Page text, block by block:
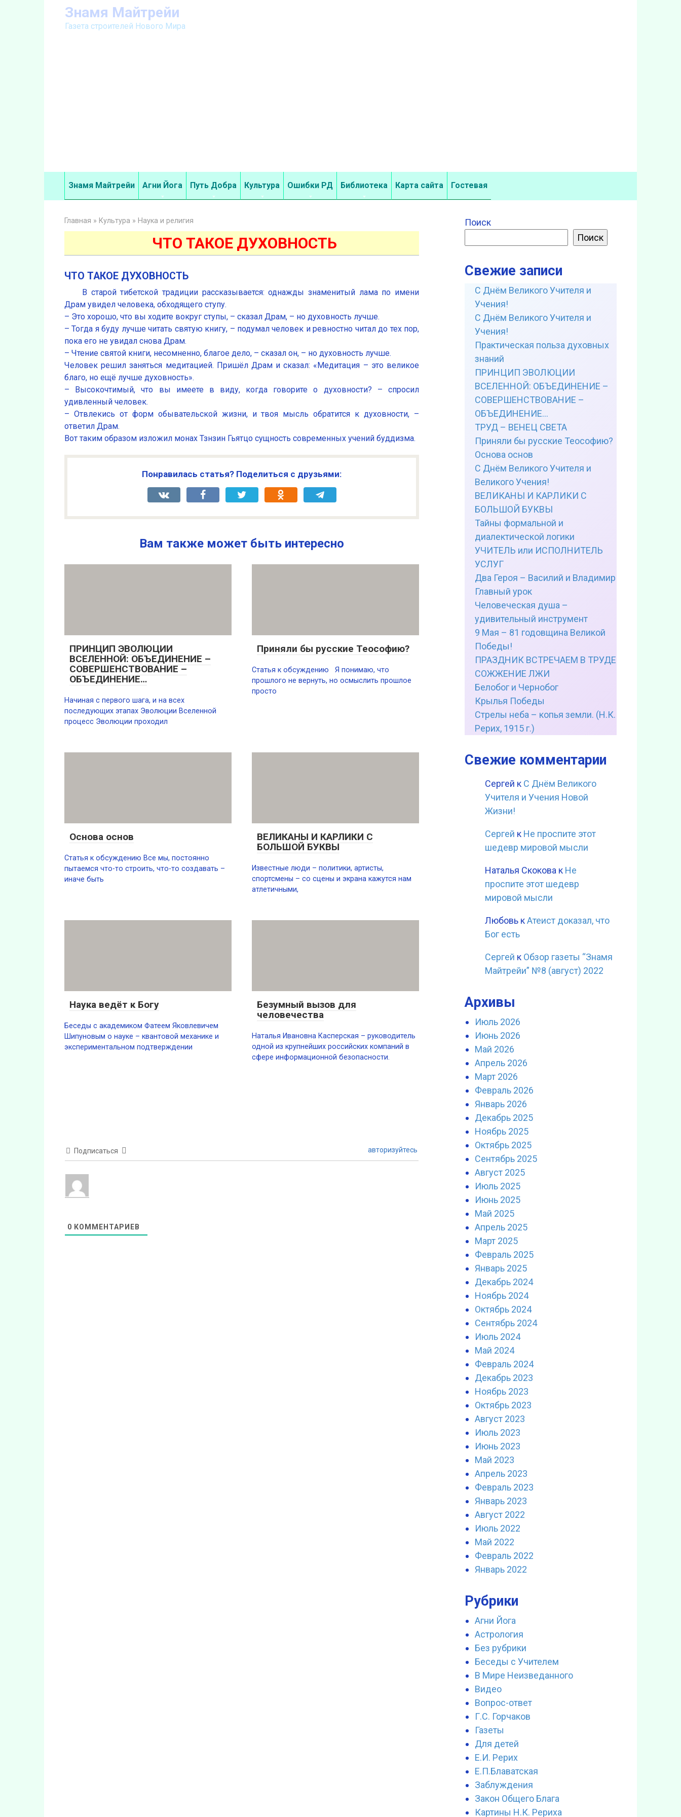
Знамя Майтрейи
Газета строителей Нового Мира
Знамя Майтрейи Агни Йога Путь Добра Культура Ошибки РД Библиотека Карта сайта Гостевая
Главная » Культура » Наука и религия
ЧТО ТАКОЕ ДУХОВНОСТЬ
ЧТО ТАКОЕ ДУХОВНОСТЬ
В старой тибетской традиции рассказывается: однажды знаменитый лама по имени
Драм увидел человека, обходящего ступу.
– Это хорошо, что вы ходите вокруг ступы, – сказал Драм, – но духовность лучше.
– Тогда я буду лучше читать святую книгу, – подумал человек и ревностно читал до тех пор,
пока его не увидал снова Драм.
– Чтение святой книги, несомненно, благое дело, – сказал он, – но духовность лучше.
Человек решил заняться медитацией. Пришёл Драм и сказал: «Медитация – это великое
благо, но ещё лучше духовность».
– Высокочтимый, что вы имеете в виду, когда говорите о духовности? – спросил
удивленный человек.
– Отвлекись от форм обывательской жизни, и твоя мысль обратится к духовности, –
ответил Драм.
Вот таким образом изложил монах Тзнзин Гьятцо сущность современных учений буддизма.
Понравилась статья? Поделиться с друзьями:
Вам также может быть интересно
ПРИНЦИП ЭВОЛЮЦИИ
ВСЕЛЕННОЙ: ОБЪЕДИНЕНИЕ –
СОВЕРШЕНСТВОВАНИЕ –
ОБЪЕДИНЕНИЕ…
Начиная с первого шага, и на всех
последующих этапах Эволюции Вселенной
процесс Эволюции проходил
Приняли бы русские Теософию?
Статья к обсуждению Я понимаю, что
прошлого не вернуть, но осмыслить прошлое
просто
Основа основ
Статья к обсуждению Все мы, постоянно
пытаемся что-то строить, что-то создавать –
иначе быть
ВЕЛИКАНЫ И КАРЛИКИ С
БОЛЬШОЙ БУКВЫ
Известные люди – политики, артисты,
спортсмены – со сцены и экрана кажутся нам
атлетичными,
Наука ведёт к Богу
Беседы с академиком Фатеем Яковлевичем
Шипуновым о науке – квантовой механике и
экспериментальном подтверждении
Безумный вызов для
человечества
Наталья Ивановна Касперская – руководитель
одной из крупнейших российских компаний в
сфере информационной безопасности.
Подписаться авторизуйтесь
0 КОММЕНТАРИЕВ
Поиск
Поиск
Свежие записи
С Днём Великого Учителя и
Учения!
С Днём Великого Учителя и
Учения!
Практическая польза духовных
знаний
ПРИНЦИП ЭВОЛЮЦИИ
ВСЕЛЕННОЙ: ОБЪЕДИНЕНИЕ –
СОВЕРШЕНСТВОВАНИЕ –
ОБЪЕДИНЕНИЕ…
ТРУД – ВЕНЕЦ СВЕТА
Приняли бы русские Теософию?
Основа основ
С Днём Великого Учителя и
Великого Учения!
ВЕЛИКАНЫ И КАРЛИКИ С
БОЛЬШОЙ БУКВЫ
Тайны формальной и
диалектической логики
УЧИТЕЛЬ или ИСПОЛНИТЕЛЬ
УСЛУГ
Два Героя – Василий и Владимир
Главный урок
Человеческая душа –
удивительный инструмент
9 Мая – 81 годовщина Великой
Победы!
ПРАЗДНИК ВСТРЕЧАЕМ В ТРУДЕ
СОЖЖЕНИЕ ЛЖИ
Белобог и Чернобог
Крылья Победы
Стрелы неба – копья земли. (Н.К.
Рерих, 1915 г.)
Свежие комментарии
Сергей к С Днём Великого
Учителя и Учения Новой
Жизни!
Сергей к Не проспите этот
шедевр мировой мысли
Наталья Скокова к Не
проспите этот шедевр
мировой мысли
Любовь кАтеист доказал, что
Бог есть
Сергей к Обзор газеты “Знамя
Майтрейи” №8 (август) 2022
Архивы
Июль 2026
Июнь 2026
Май 2026
Апрель 2026
Март 2026
Февраль 2026
Январь 2026
Декабрь 2025
Ноябрь 2025
Октябрь 2025
Сентябрь 2025
Август 2025
Июль 2025
Июнь 2025
Май 2025
Апрель 2025
Март 2025
Февраль 2025
Январь 2025
Декабрь 2024
Ноябрь 2024
Октябрь 2024
Сентябрь 2024
Июль 2024
Май 2024
Февраль 2024
Декабрь 2023
Ноябрь 2023
Октябрь 2023
Август 2023
Июль 2023
Июнь 2023
Май 2023
Апрель 2023
Февраль 2023
Январь 2023
Август 2022
Июль 2022
Май 2022
Февраль 2022
Январь 2022
Рубрики
Агни Йога
Астрология
Без рубрики
Беседы с Учителем
В Мире Неизведанного
Видео
Вопрос-ответ
Г.С. Горчаков
Газеты
Для детей
Е.И. Рерих
Е.П.Блаватская
Заблуждения
Закон Общего Блага
Картины Н.К. Рериха